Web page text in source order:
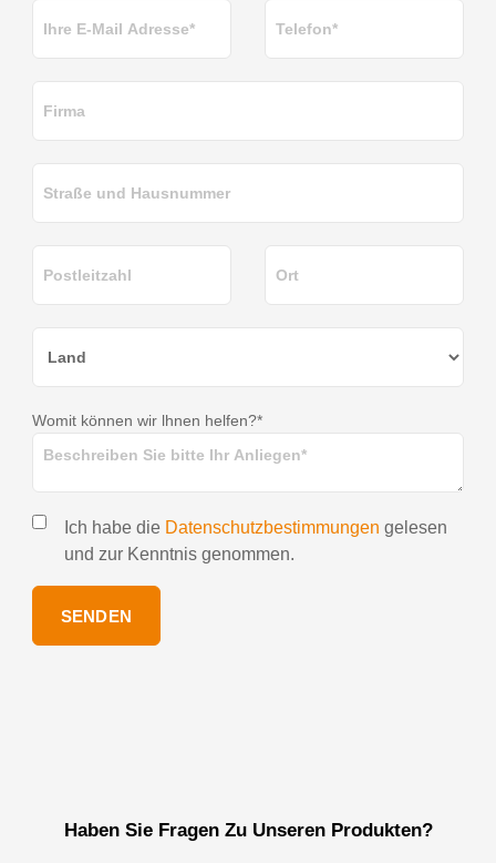
Womit können wir lhnen helfen?*
Ich habe die Datenschutzbestimmungen gelesen
und zur Kenntnis genommen.
SENDEN
Haben Sie Fragen Zu Unseren Produkten?